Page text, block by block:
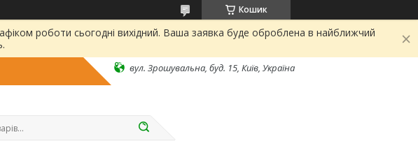
Кошик
роботи сьогодні вихідний. Ваша заявка буде оброблена в найближчий
вул. Зрошувальна, буд. 15, Київ, Україна